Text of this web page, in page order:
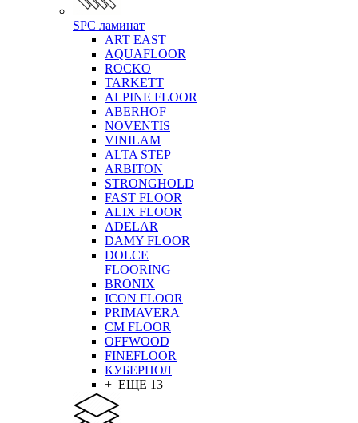
SPC ламинат
ART EAST
AQUAFLOOR
ROCKO
TARKETT
ALPINE FLOOR
ABERHOF
NOVENTIS
VINILAM
ALTA STEP
ARBITON
STRONGHOLD
FAST FLOOR
ALIX FLOOR
ADELAR
DAMY FLOOR
DOLCE
FLOORING
BRONIX
ICON FLOOR
PRIMAVERA
CM FLOOR
OFFWOOD
FINEFLOOR
КУБЕРПОЛ
+ ЕЩЕ 13